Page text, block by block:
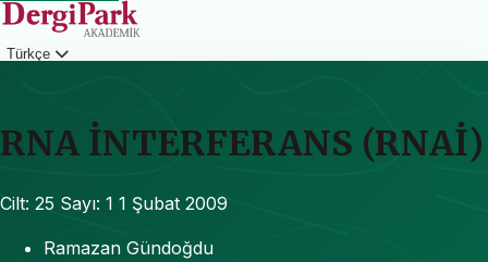
Türkçe
RNA İNTERFERANS (RNAİ)
Cilt: 25 Sayı: 1 1 Şubat 2009
Ramazan Gündoğdu